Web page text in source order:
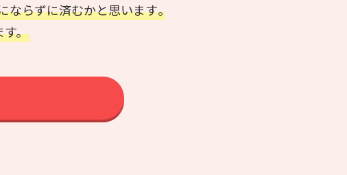
ならずに済むかと思います｡
す。